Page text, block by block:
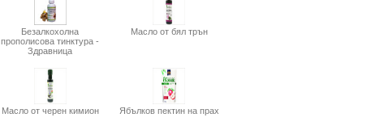
Безалкохолна
прополисова тинктура -
Здравница
Масло от бял трън
Масло от черен кимион Ябълков пектин на прах